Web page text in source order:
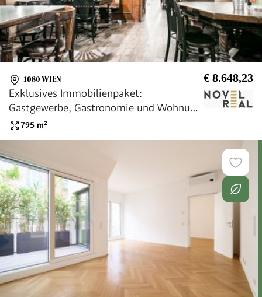
1080 WIEN € 8.648,23
Exklusives Immobilienpaket:
Gastgewerbe, Gastronomie und Wohnung
im Herzen von Wien
795 m²